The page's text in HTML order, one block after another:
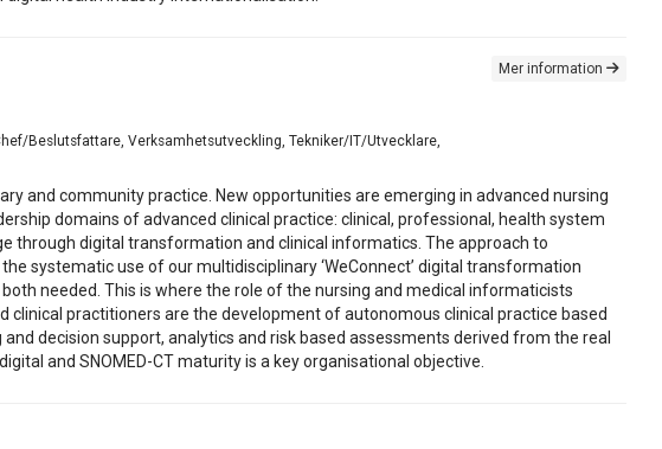
Beslutsfattare, Verksamhetsutveckling, Tekniker/IT/Utvecklare,
Mer information
and community practice. New opportunities are emerging in advanced nursing
domains of advanced clinical practice: clinical, professional, health system
through digital transformation and clinical informatics. The approach to
systematic use of our multidisciplinary ‘WeConnect’ digital transformation
needed. This is where the role of the nursing and medical informaticists
clinical practitioners are the development of autonomous clinical practice based
decision support, analytics and risk based assessments derived from the real
and SNOMED-CT maturity is a key organisational objective.